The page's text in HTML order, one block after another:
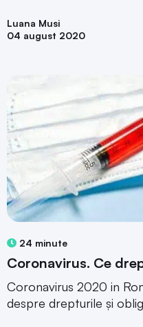
Luana Musi
04 august 2020
24 minute
Coronavirus. Ce
Coronavirus 2020 in
despre drepturile și